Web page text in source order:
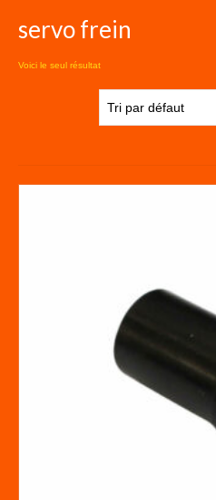
servo frein
Voici le seul résultat